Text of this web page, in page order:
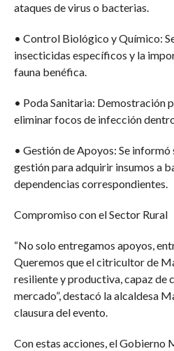
ataques de virus o bacterias.
• Control Biológico y Químico:
insecticidas específicos y la
fauna benéfica.
• Poda Sanitaria: Demostración
eliminar focos de infección
• Gestión de Apoyos: Se informó
gestión para adquirir insumos a
dependencias correspondientes.
Compromiso con el Sector Rural
“No solo entregamos apoyos,
Queremos que el citricultor de
resiliente y productiva, capaz de
mercado”, destacó la alcaldesa
clausura del evento.
Con estas acciones, el Gobierno